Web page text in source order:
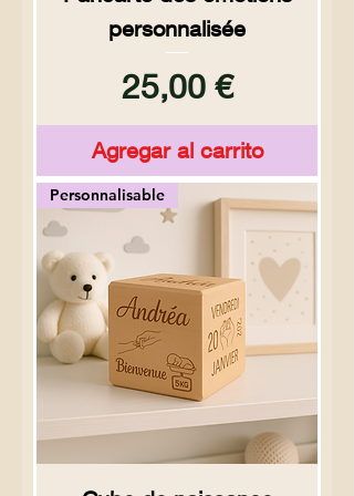
personnalisée
Precio
25,00 €
Agregar al carrito
Personnalisable